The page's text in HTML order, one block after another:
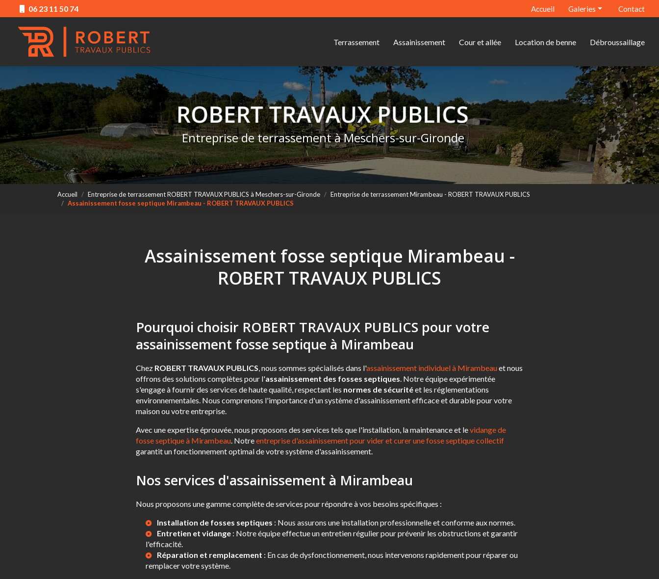
au
contenu
principal
06 23 11 50 74 Accueil
Galeries
Assainissement
Location de benne
Débroussaillage
Contact
Terrassement Assainissement Cour et allée Location de benne Débroussaillage
Entreprise de terrassement à Meschers-sur-Gironde
Accueil Entreprise de terrassement ROBERT TRAVAUX PUBLICS à Meschers-sur-Gironde
Entreprise de terrassement Mirambeau - ROBERT TRAVAUX PUBLICS
Assainissement fosse septique Mirambeau - ROBERT TRAVAUX PUBLICS
Assainissement fosse septique Mirambeau -
ROBERT TRAVAUX PUBLICS
Pourquoi choisir ROBERT TRAVAUX PUBLICS pour votre
assainissement fosse septique à Mirambeau
Chez ROBERT TRAVAUX PUBLICS, nous sommes spécialisés dans l'assainissement individuel à Mirambeauet nous
offrons des solutions complètes pour l'assainissement des fosses septiques. Notre équipe expérimentée
s'engage à fournir des services de haute qualité, respectant les normes de sécuritéet les réglementations
environnementales. Nous comprenons l'importance d'un système d'assainissement efficace et durable pour votre
maison ou votre entreprise.
Avec une expertise éprouvée, nous proposons des services tels que l'installation, la maintenance et levidange de
fosse septique à Mirambeau. Notreentreprise d'assainissement pour vider et curer une fosse septique collectif
garantit un fonctionnement optimal de votre système d'assainissement.
Nos services d'assainissement à Mirambeau
Nous proposons une gamme complète de services pour répondre à vos besoins spécifiques :
Installation de fosses septiques : Nous assurons une installation professionnelle et conforme aux normes.
Entretien et vidange : Notre équipe effectue un entretien régulier pour prévenir les obstructions et garantir
l'efficacité.
Réparation et remplacement : En cas de dysfonctionnement, nous intervenons rapidement pour réparer ou
remplacer votre système.